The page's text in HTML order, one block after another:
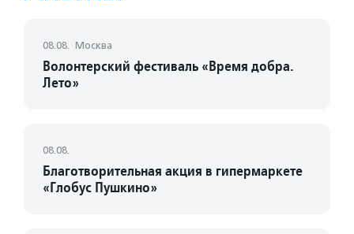
08.08. · Москва
Волонтерский фестиваль «Время добра.
Лето»
08.08.
Благотворительная акция в гипермаркете
«Глобус Пушкино»